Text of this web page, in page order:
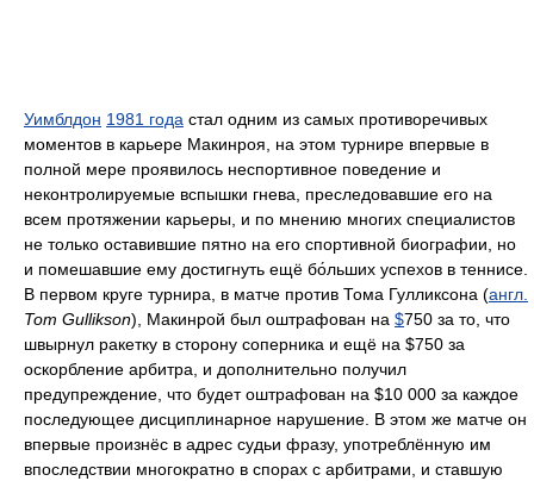
Уимблдон 1981 года стал одним из самых противоречивых
моментов в карьере Макинроя, на этом турнире впервые в
полной мере проявилось неспортивное поведение и
неконтролируемые вспышки гнева, преследовавшие его на
всем протяжении карьеры, и по мнению многих специалистов
не только оставившие пятно на его спортивной биографии, но
и помешавшие ему достигнуть ещё бо́льших успехов в теннисе.
В первом круге турнира, в матче против Тома Гулликсона (англ.
Tom Gullikson), Макинрой был оштрафован на $750 за то, что
швырнул ракетку в сторону соперника и ещё на $750 за
оскорбление арбитра, и дополнительно получил
предупреждение, что будет оштрафован на $10 000 за каждое
последующее дисциплинарное нарушение. В этом же матче он
впервые произнёс в адрес судьи фразу, употреблённую им
впоследствии многократно в спорах с арбитрами, и ставшую